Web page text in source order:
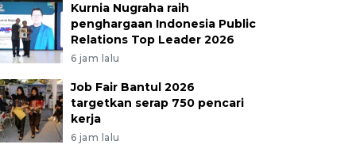
Kurnia Nugraha raih
penghargaan Indonesia Public
Relations Top Leader 2026
6 jam lalu
Job Fair Bantul 2026
targetkan serap 750 pencari
kerja
6 jam lalu